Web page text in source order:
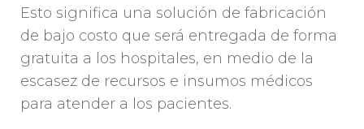
Esto significa una solución de fabricación
de bajo costo que será entregada de forma
gratuita a los hospitales, en medio de la
escasez de recursos e insumos médicos
para atender a los pacientes.